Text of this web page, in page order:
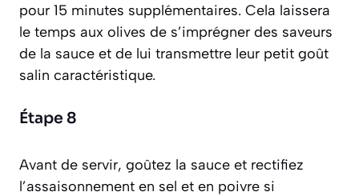
pour 15 minutes supplémentaires. Cela laissera
le temps aux olives de s’imprégner des saveurs
de la sauce et de lui transmettre leur petit goût
salin caractéristique.
Étape 8
Avant de servir, goûtez la sauce et rectifiez
l’assaisonnement en sel et en poivre si